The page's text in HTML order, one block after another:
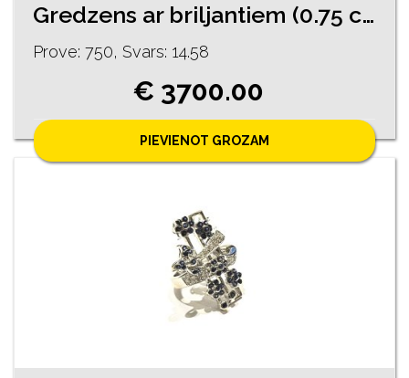
Gredzens ar briljantiem (0.75 ct) ,safīriem (2.3 ct) un tanzanītu 450-5761
Prove: 750, Svars: 14.58
€ 3700.00
PIEVIENOT GROZAM